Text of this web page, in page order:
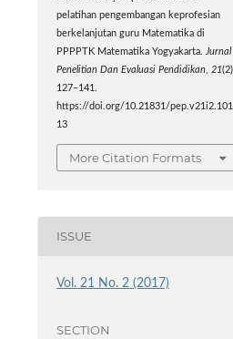
pelatihan pengembangan keprofesian
berkelanjutan guru Matematika di
PPPPTK Matematika Yogyakarta.Jurnal
Penelitian Dan Evaluasi Pendidikan,21
127–141.
https://doi.org/10.21831/pep.v21i2.101
13
More Citation Formats
ISSUE
Vol. 21 No. 2 (2017)
SECTION